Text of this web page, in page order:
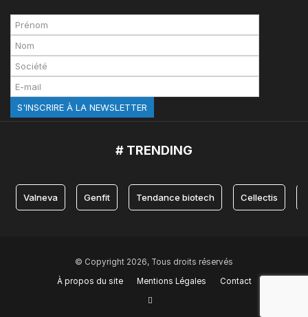
# TRENDING
Valneva Genfit Tendance biotech Cellectis
© Copyright 2026, Tous droits réservés
À propos du site
Mentions Légales Contact